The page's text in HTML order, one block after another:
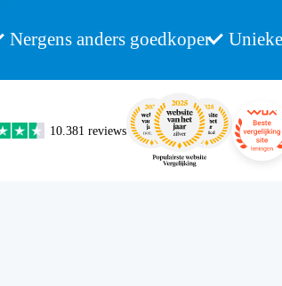
Nergens anders goedkoper
10.381 reviews